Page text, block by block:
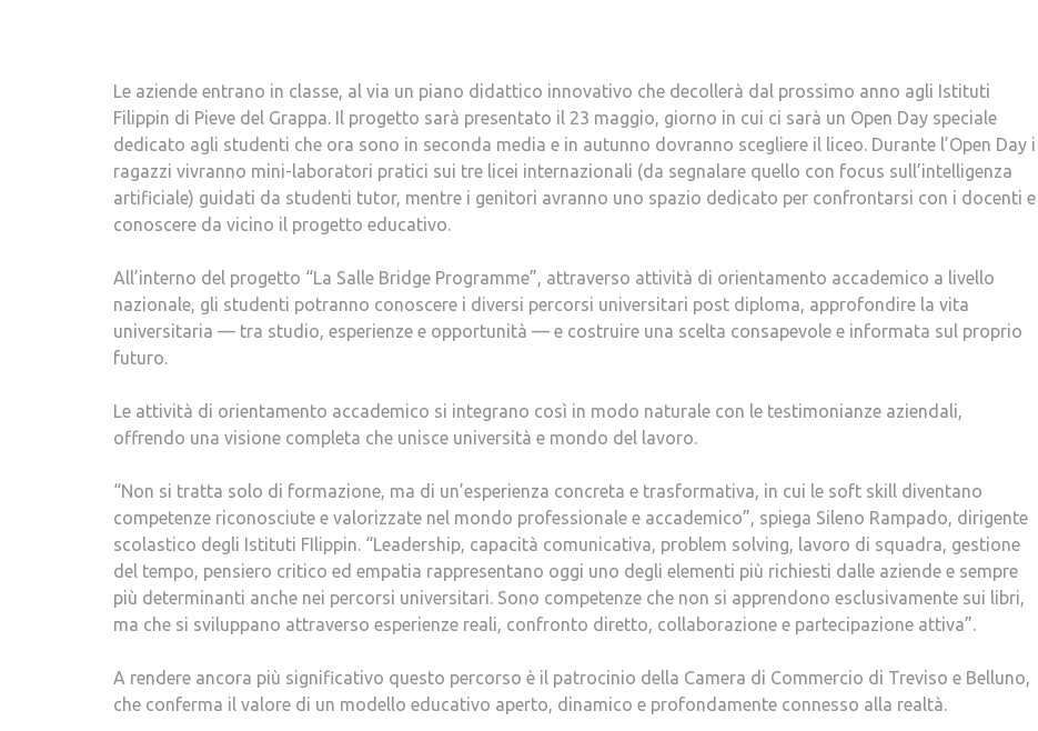
Le aziende entrano in classe, al via un piano didattico innovativo che decollerà dal prossimo anno agli Istituti
Filippin di Pieve del Grappa. Il progetto sarà presentato il 23 maggio, giorno in cui ci sarà un Open Day speciale
dedicato agli studenti che ora sono in seconda media e in autunno dovranno scegliere il liceo. Durante l’Open Day i
ragazzi vivranno mini-laboratori pratici sui tre licei internazionali (da segnalare quello con focus sull’intelligenza
artificiale) guidati da studenti tutor, mentre i genitori avranno uno spazio dedicato per confrontarsi con i docenti e
conoscere da vicino il progetto educativo.
All’interno del progetto “La Salle Bridge Programme”, attraverso attività di orientamento accademico a livello
nazionale, gli studenti potranno conoscere i diversi percorsi universitari post diploma, approfondire la vita
universitaria — tra studio, esperienze e opportunità — e costruire una scelta consapevole e informata sul proprio
futuro.
Le attività di orientamento accademico si integrano così in modo naturale con le testimonianze aziendali,
offrendo una visione completa che unisce università e mondo del lavoro.
“Non si tratta solo di formazione, ma di un’esperienza concreta e trasformativa, in cui le soft skill diventano
competenze riconosciute e valorizzate nel mondo professionale e accademico”, spiega Sileno Rampado, dirigente
scolastico degli Istituti FIlippin. “Leadership, capacità comunicativa, problem solving, lavoro di squadra, gestione
del tempo, pensiero critico ed empatia rappresentano oggi uno degli elementi più richiesti dalle aziende e sempre
più determinanti anche nei percorsi universitari. Sono competenze che non si apprendono esclusivamente sui libri,
ma che si sviluppano attraverso esperienze reali, confronto diretto, collaborazione e partecipazione attiva”.
A rendere ancora più significativo questo percorso è il patrocinio della Camera di Commercio di Treviso e Belluno,
che conferma il valore di un modello educativo aperto, dinamico e profondamente connesso alla realtà.